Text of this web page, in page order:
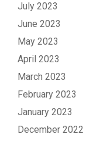
July 2023
June 2023
May 2023
April 2023
March 2023
February 2023
January 2023
December 2022